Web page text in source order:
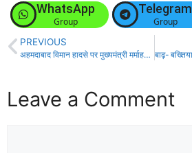
WhatsApp
Group
Telegram
Group
PREVIOUS
अहमदाबाद विमान हादसे पर मुख्यमंत्री मर्माहत, गहरी शोक संवेदना प्रकट की!
Leave a Comment